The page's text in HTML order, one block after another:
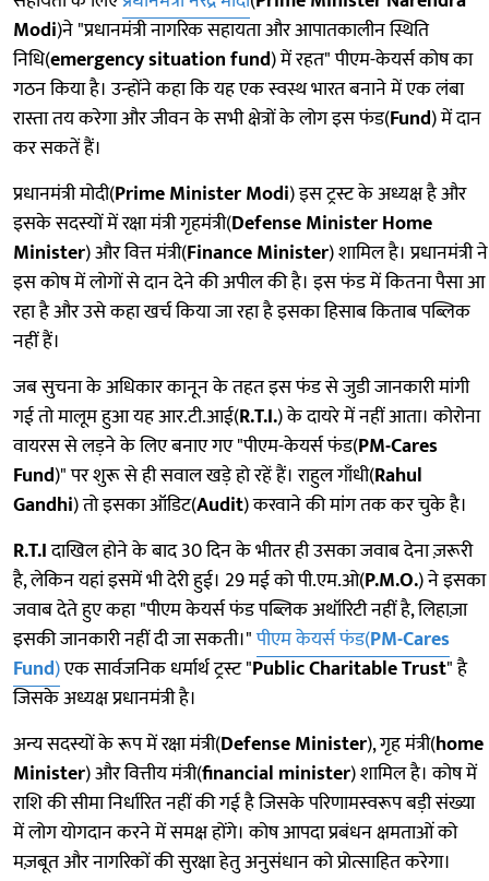
Modi)ने "प्रधानमंत्री नागरिक सहायता और आपातकालीन स्थिति
निधि(emergency situation fund) में रहत" पीएम-केयर्स कोष का
गठन किया है। उन्होंने कहा कि यह एक स्वस्थ भारत बनाने में एक लंबा
रास्ता तय करेगा और जीवन के सभी क्षेत्रों के लोग इस फंड(Fund) में दान
कर सकतें हैं।
प्रधानमंत्री मोदी(Prime Minister Modi) इस ट्रस्ट के अध्यक्ष है और
इसके सदस्यों में रक्षा मंत्री गृहमंत्री(Defense Minister Home
Minister) और वित्त मंत्री(Finance Minister) शामिल है। प्रधानमंत्री ने
इस कोष में लोगों से दान देने की अपील की है। इस फंड में कितना पैसा आ
रहा है और उसे कहा खर्च किया जा रहा है इसका हिसाब किताब पब्लिक
नहीं हैं।
जब सुचना के अधिकार कानून के तहत इस फंड से जुडी जानकारी मांगी
गई तो मालूम हुआ यह आर.टी.आई(R.T.I.) के दायरे में नहीं आता। कोरोना
वायरस से लड़ने के लिए बनाए गए "पीएम-केयर्स फंड(PM-Cares
Fund)" पर शुरू से ही सवाल खड़े हो रहें हैं। राहुल गाँधी(Rahul
Gandhi) तो इसका ऑडिट(Audit) करवाने की मांग तक कर चुके है।
R.T.Iदाखिल होने के बाद 30 दिन के भीतर ही उसका जवाब देना ज़रूरी
है, लेकिन यहां इसमें भी देरी हुई। 29 मई को पी.एम.ओ(P.M.O.) ने इसका
जवाब देते हुए कहा "पीएम केयर्स फंड पब्लिक अथॉरिटी नहीं है, लिहाज़ा
इसकी जानकारी नहीं दी जा सकती।"पीएम केयर्स फंड(PM-Cares
Fund)एक सार्वजनिक धर्मार्थ ट्रस्ट "Public Charitable Trust" है
जिसके अध्यक्ष प्रधानमंत्री है।
अन्य सदस्यों के रूप में रक्षा मंत्री(Defense Minister), गृह मंत्री(home
Minister) और वित्तीय मंत्री(financial minister) शामिल है। कोष में
राशि की सीमा निर्धारित नहीं की गई है जिसके परिणामस्वरूप बड़ी संख्या
में लोग योगदान करने में समक्ष होंगे। कोष आपदा प्रबंधन क्षमताओं को
मज़बूत और नागरिकों की सुरक्षा हेतु अनुसंधान को प्रोत्साहित करेगा।